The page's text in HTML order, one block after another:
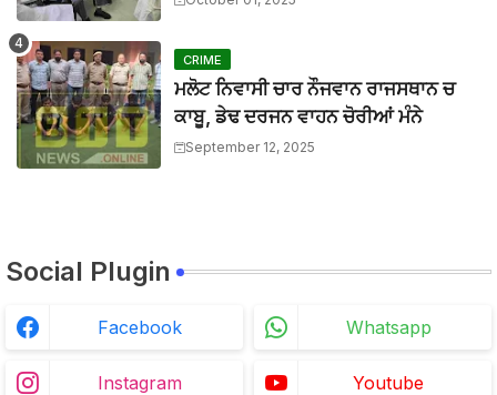
ਬੀਟ ਕਾਰ ਨਾਲ ਟਕਰਾ ਕੇ ਵਿਅਕਤੀ ਦੀ ਮੌਤ, ਨਹੀਂ ਹੋਈ ਪਹਿਚਾਣ
BTTNEWS-Aug 02 2026
CRIME
ਮਲੋਟ ਨਿਵਾਸੀ ਚਾਰ ਨੌਜਵਾਨ ਰਾਜਸਥਾਨ ਚ
ਕਾਬੂ, ਡੇਢ ਦਰਜਨ ਵਾਹਨ ਚੋਰੀਆਂ ਮੰਨੇ
September 12, 2025
Social Plugin
Facebook Whatsapp
Instagram Youtube